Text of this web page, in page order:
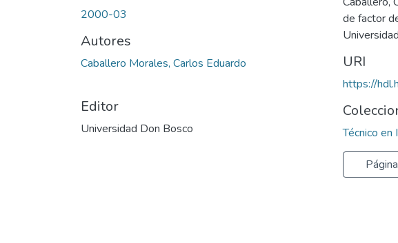
2000-03
Autores
Caballero Morales, Carlos Eduardo
Editor
Universidad Don Bosco
de factor
URI
https://
Técnico en